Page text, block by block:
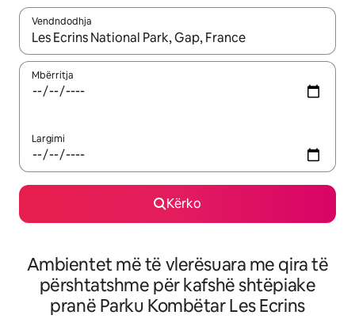
Vendndodhja
Kur rezultatet të jenë të disponueshme, lëviz me butonat e
Mbërritja
Largimi
Kërko
Ambientet më të vlerësuara me qira të
përshtatshme për kafshë shtëpiake
pranë Parku Kombëtar Les Ecrins